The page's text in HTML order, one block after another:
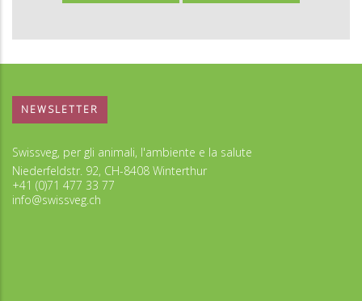
NEWSLETTER
Swissveg, per gli animali, l'ambiente e la salute
Niederfeldstr. 92, CH-8408 Winterthur
+41 (0)71 477 33 77
info@swissveg.ch